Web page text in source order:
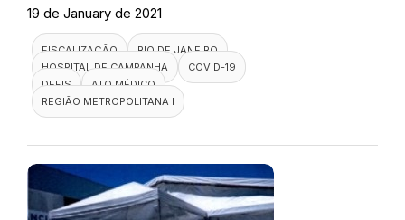
19 de January de 2021
FISCALIZAÇÃO
RIO DE JANEIRO
HOSPITAL DE CAMPANHA
COVID-19
DEFIS
ATO MÉDICO
REGIÃO METROPOLITANA I